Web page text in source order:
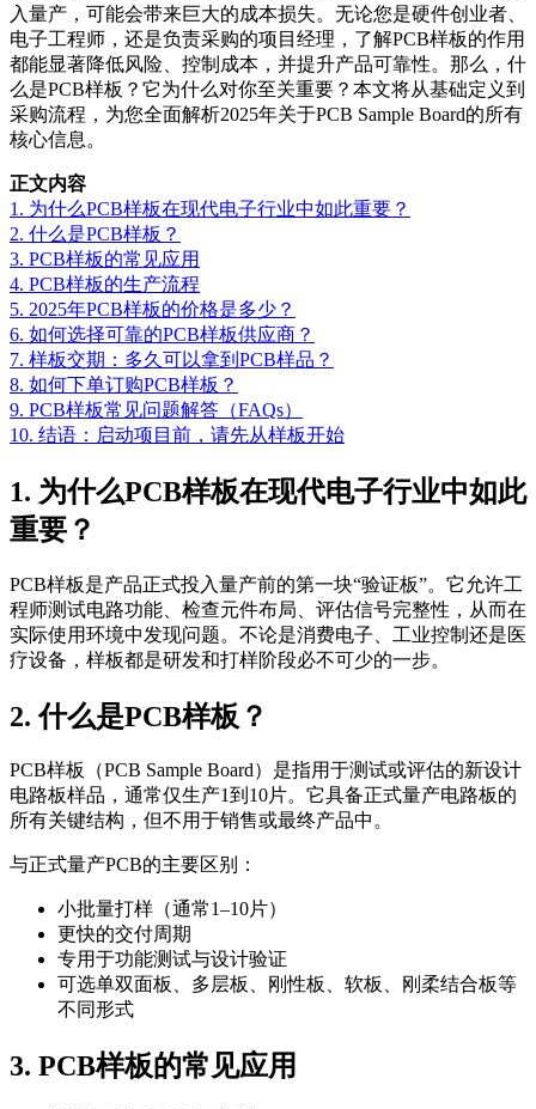
入量产，可能会带来巨大的成本损失。无论您是硬件创业者、
电子工程师，还是负责采购的项目经理，了解PCB样板的作用
都能显著降低风险、控制成本，并提升产品可靠性。那么，什
么是PCB样板？它为什么对你至关重要？本文将从基础定义到
采购流程，为您全面解析2025年关于PCB Sample Board的所有
核心信息。
正文内容
1. 为什么PCB样板在现代电子行业中如此重要？
2. 什么是PCB样板？
3. PCB样板的常见应用
4. PCB样板的生产流程
5. 2025年PCB样板的价格是多少？
6. 如何选择可靠的PCB样板供应商？
7. 样板交期：多久可以拿到PCB样品？
8. 如何下单订购PCB样板？
9. PCB样板常见问题解答（FAQs）
10. 结语：启动项目前，请先从样板开始
1. 为什么PCB样板在现代电子行业中如此
重要？
PCB样板是产品正式投入量产前的第一块“验证板”。它允许工
程师测试电路功能、检查元件布局、评估信号完整性，从而在
实际使用环境中发现问题。不论是消费电子、工业控制还是医
疗设备，样板都是研发和打样阶段必不可少的一步。
2. 什么是PCB样板？
PCB样板（PCB Sample Board）是指用于测试或评估的新设计
电路板样品，通常仅生产1到10片。它具备正式量产电路板的
所有关键结构，但不用于销售或最终产品中。
与正式量产PCB的主要区别：
小批量打样（通常1–10片）
更快的交付周期
专用于功能测试与设计验证
可选单双面板、多层板、刚性板、软板、刚柔结合板等
不同形式
3. PCB样板的常见应用